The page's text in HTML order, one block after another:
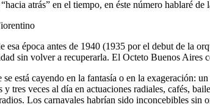
atrás” en el tiempo, en éste número hablaré
esa época antes de 1940 (1935 por el debut de la
sin volver a recuperarla. El Octeto Buenos
está cayendo en la fantasía o en la exageración:
tres veces al día en actuaciones radiales, cafés,
Los carnavales habrían sido inconcebibles sin